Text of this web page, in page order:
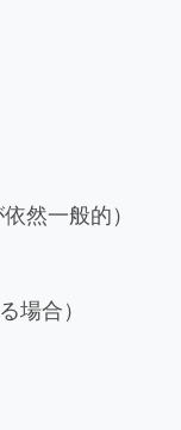
然一般的）
場合）